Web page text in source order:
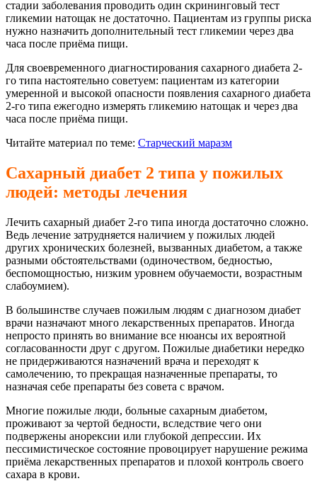
стадии заболевания проводить один скрининговый тест
гликемии натощак не достаточно. Пациентам из группы риска
нужно назначить дополнительный тест гликемии через два
часа после приёма пищи.
Для своевременного диагностирования сахарного диабета 2-
го типа настоятельно советуем: пациентам из категории
умеренной и высокой опасности появления сахарного диабета
2-го типа ежегодно измерять гликемию натощак и через два
часа после приёма пищи.
Читайте материал по теме: Старческий маразм
Сахарный диабет 2 типа у пожилых
людей: методы лечения
Лечить сахарный диабет 2-го типа иногда достаточно сложно.
Ведь лечение затрудняется наличием у пожилых людей
других хронических болезней, вызванных диабетом, а также
разными обстоятельствами (одиночеством, бедностью,
беспомощностью, низким уровнем обучаемости, возрастным
слабоумием).
В большинстве случаев пожилым людям с диагнозом диабет
врачи назначают много лекарственных препаратов. Иногда
непросто принять во внимание все нюансы их вероятной
согласованности друг с другом. Пожилые диабетики нередко
не придерживаются назначений врача и переходят к
самолечению, то прекращая назначенные препараты, то
назначая себе препараты без совета с врачом.
Многие пожилые люди, больные сахарным диабетом,
проживают за чертой бедности, вследствие чего они
подвержены анорексии или глубокой депрессии. Их
пессимистическое состояние провоцирует нарушение режима
приёма лекарственных препаратов и плохой контроль своего
сахара в крови.